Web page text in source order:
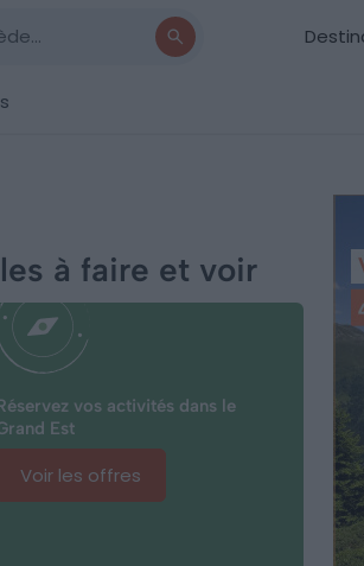
à faire et voir
vos activités dans le
Est
Voir les offres